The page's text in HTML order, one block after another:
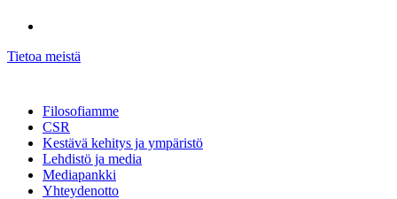
Tietoa meistä
Filosofiamme
CSR
Kestävä kehitys ja ympäristö
Lehdistö ja media
Mediapankki
Yhteydenotto